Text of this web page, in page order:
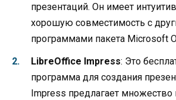
презентаций. Он имеет
хорошую совместимость с
программами пакета Microsoft
LibreOffice Impress: Это
программа для создания
Impress предлагает